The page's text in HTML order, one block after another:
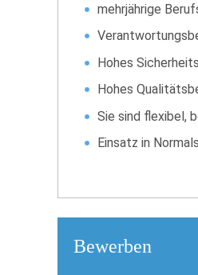
mehrjährige
Hohes
Hohes
Sie sind flexibel,
Einsatz in
Bewerben